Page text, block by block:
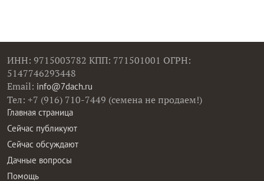
ИНН: 9715003782 КПП: 771501001 ОГРН:
5147746293448
Email: info@7dach.ru
Тел: +7 (916) 710-7449 (семена не продаем!)
Главная страница
Сейчас публикуют
Сейчас обсуждают
Дачные вопросы
Помощь